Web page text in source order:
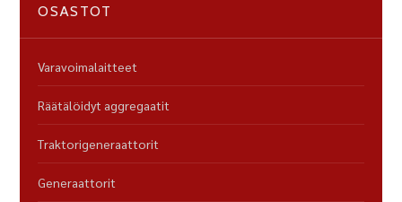
OSASTOT
Varavoimalaitteet
Räätälöidyt aggregaatit
Traktorigeneraattorit
Generaattorit